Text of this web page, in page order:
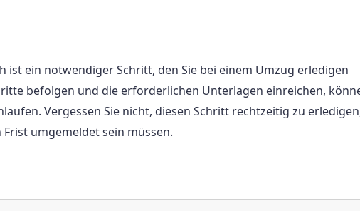
ist ein notwendiger Schritt, den Sie bei einem Umzug erledigen
befolgen und die erforderlichen Unterlagen einreichen,
Vergessen Sie nicht, diesen Schritt rechtzeitig zu
umgemeldet sein müssen.